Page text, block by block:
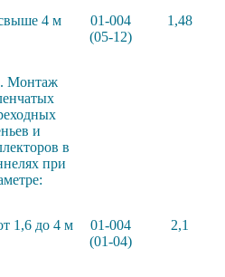
4 м
01-004
(05-12)
1,48
Монтаж
и
в
при
1,6 до 4 м
01-004
(01-04)
2,1